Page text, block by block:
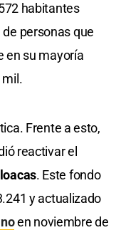
habitantes
personas que
en su mayoría
mil.
Frente a esto,
reactivar el
. Este fondo
y actualizado
en noviembre de